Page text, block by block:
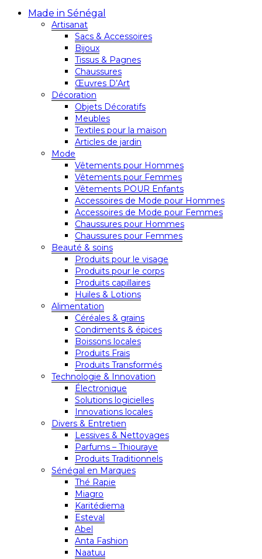
Made in Sénégal
Artisanat
Sacs & Accessoires
Bijoux
Tissus & Pagnes
Chaussures
Œuvres D’Art
Décoration
Objets Décoratifs
Meubles
Textiles pour la maison
Articles de jardin
Mode
Vêtements pour Hommes
Vêtements pour Femmes
Vêtements POUR Enfants
Accessoires de Mode pour Hommes
Accessoires de Mode pour Femmes
Chaussures pour Hommes
Chaussures pour Femmes
Beauté & soins
Produits pour le visage
Produits pour le corps
Produits capillaires
Huiles & Lotions
Alimentation
Céréales & grains
Condiments & épices
Boissons locales
Produits Frais
Produits Transformés
Technologie & Innovation
Électronique
Solutions logicielles
Innovations locales
Divers & Entretien
Lessives & Nettoyages
Parfums – Thiouraye
Produits Traditionnels
Sénégal en Marques
Thé Rapie
Miagro
Karitédiema
Esteval
Abel
Anta Fashion
Naatuu